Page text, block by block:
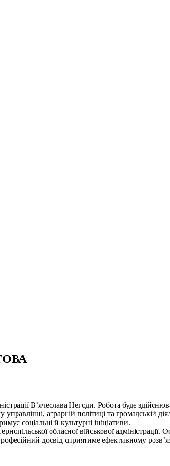
В’ячеслава Негоди. Робота буде
аграрній політиці та громадській
соціальні й культурні ініціативи.
обласної військової адміністрації.
досвід сприятиме ефективному